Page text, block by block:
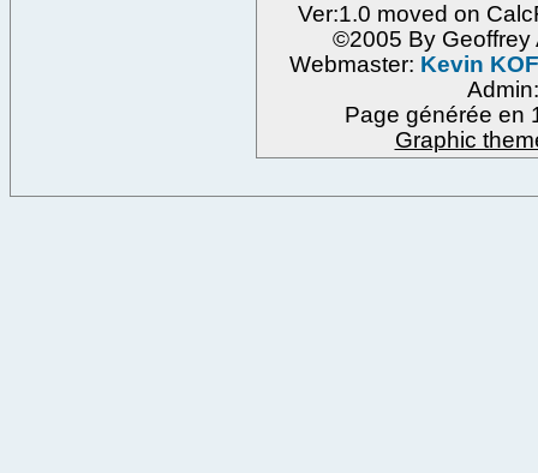
Ver:1.0 moved on
©2005 By Geoffrey
Webmaster: Kevin
Page générée en
Graphic